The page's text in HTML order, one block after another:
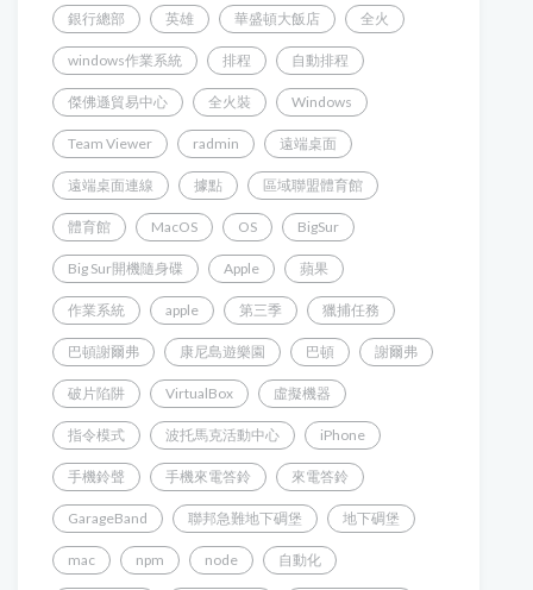
銀行總部 英雄 華盛頓大飯店 全火
windows作業系統 排程 自動排程
傑佛遜貿易中心 全火裝 Windows
Team Viewer radmin 遠端桌面
遠端桌面連線 據點 區域聯盟體育館
體育館 MacOS OS BigSur
Big Sur開機隨身碟 Apple 蘋果
作業系統 apple 第三季 獵捕任務
巴頓謝爾弗 康尼島遊樂園 巴頓 謝爾弗
破片陷阱 VirtualBox 虛擬機器
指令模式 波托馬克活動中心 iPhone
手機鈴聲 手機來電答鈴 來電答鈴
GarageBand 聯邦急難地下碉堡 地下碉堡
mac npm node 自動化